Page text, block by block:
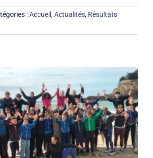
:Accueil,Actualités, Résultats